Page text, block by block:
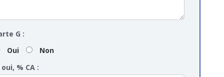
G :
Oui
Non
oui, % CA :